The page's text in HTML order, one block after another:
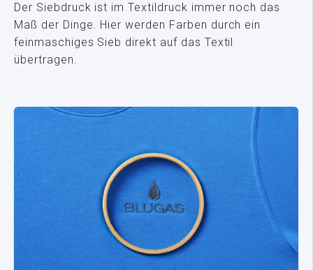
Der Siebdruck ist im Textildruck immer noch das
Maß der Dinge. Hier werden Farben durch ein
feinmaschiges Sieb direkt auf das Textil
übertragen.